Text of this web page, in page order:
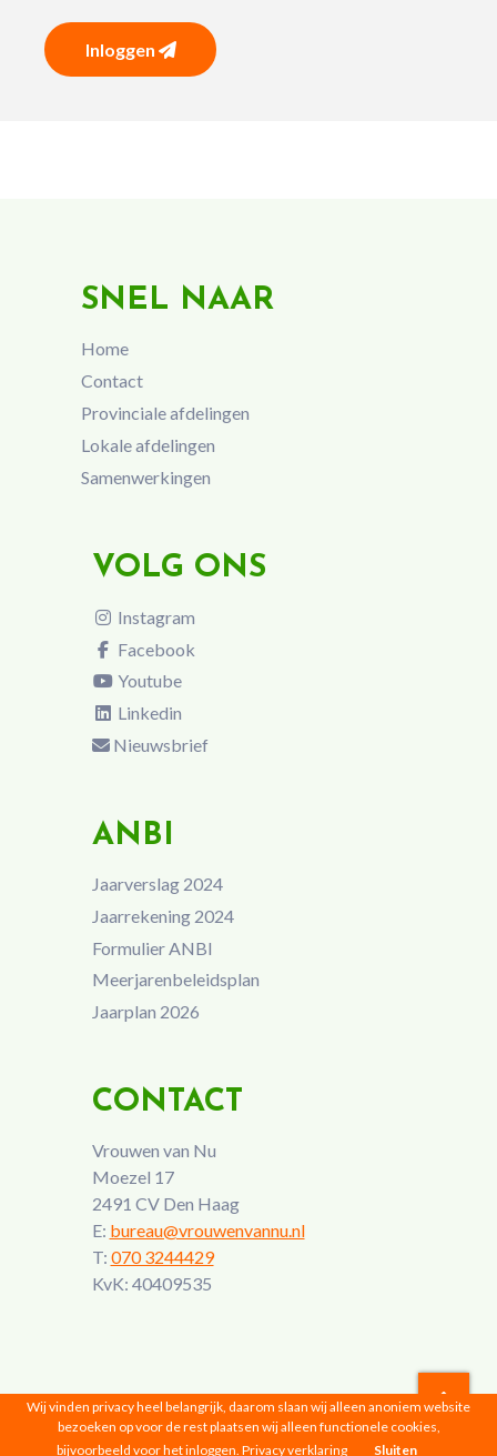
Inloggen
SNEL NAAR
Home
Contact
Provinciale afdelingen
Lokale afdelingen
Samenwerkingen
VOLG ONS
Instagram
Facebook
Youtube
Linkedin
Nieuwsbrief
ANBI
Jaarverslag 2024
Jaarrekening 2024
Formulier ANBI
Meerjarenbeleidsplan
Jaarplan 2026
CONTACT
Vrouwen van Nu
Moezel 17
2491 CV Den Haag
E: bureau@vrouwenvannu.nl
T: 070 3244429
KvK: 40409535
Vrouwen van Nu © 2026 |Privacyverklaring
Wij vinden privacy heel belangrijk, daarom slaan wij alleen anoniem website
bezoeken op voor de rest plaatsen wij alleen functionele cookies,
bijvoorbeeld voor het inloggen. Privacy verklaring Sluiten